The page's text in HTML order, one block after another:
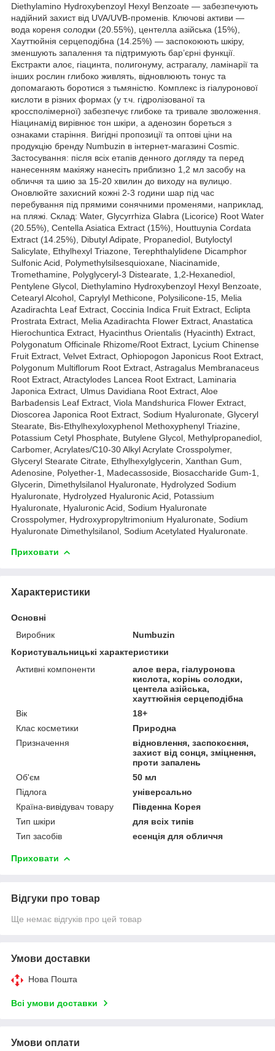
Diethylamino Hydroxybenzoyl Hexyl Benzoate — забезпечують
надійний захист від UVA/UVB-променів. Ключові активи —
вода кореня солодки (20.55%), центелла азійська (15%),
Хауттюйнія серцеподібна (14.25%) — заспокоюють шкіру,
зменшують запалення та підтримують бар’єрні функції.
Екстракти алоє, гіацинта, полигонуму, астрагалу, ламінарії та
інших рослин глибоко живлять, відновлюють тонус та
допомагають боротися з тьмяністю. Комплекс із гіалуронової
кислоти в різних формах (у т.ч. гідролізованої та
кроссполімерної) забезпечує глибоке та тривале зволоження.
Ніацинамід вирівнює тон шкіри, а аденозин бореться з
ознаками старіння. Вигідні пропозиції та оптові ціни на
продукцію бренду Numbuzin в інтернет-магазині Cosmic.
Застосування: після всіх етапів денного догляду та перед
нанесенням макіяжу нанесіть приблизно 1,2 мл засобу на
обличчя та шию за 15-20 хвилин до виходу на вулицю.
Оновлюйте захисний кожні 2-3 години шар під час
перебування під прямими сонячними променями, наприклад,
на пляжі. Склад: Water, Glycyrrhiza Glabra (Licorice) Root Water
(20.55%), Centella Asiatica Extract (15%), Houttuynia Cordata
Extract (14.25%), Dibutyl Adipate, Propanediol, Butyloctyl
Salicylate, Ethylhexyl Triazone, Terephthalylidene Dicamphor
Sulfonic Acid, Polymethylsilsesquioxane, Niacinamide,
Tromethamine, Polyglyceryl-3 Distearate, 1,2-Hexanediol,
Pentylene Glycol, Diethylamino Hydroxybenzoyl Hexyl Benzoate,
Cetearyl Alcohol, Caprylyl Methicone, Polysilicone-15, Melia
Azadirachta Leaf Extract, Coccinia Indica Fruit Extract, Eclipta
Prostrata Extract, Melia Azadirachta Flower Extract, Anastatica
Hierochuntica Extract, Hyacinthus Orientalis (Hyacinth) Extract,
Polygonatum Officinale Rhizome/Root Extract, Lycium Chinense
Fruit Extract, Velvet Extract, Ophiopogon Japonicus Root Extract,
Polygonum Multiflorum Root Extract, Astragalus Membranaceus
Root Extract, Atractylodes Lancea Root Extract, Laminaria
Japonica Extract, Ulmus Davidiana Root Extract, Aloe
Barbadensis Leaf Extract, Viola Mandshurica Flower Extract,
Dioscorea Japonica Root Extract, Sodium Hyaluronate, Glyceryl
Stearate, Bis-Ethylhexyloxyphenol Methoxyphenyl Triazine,
Potassium Cetyl Phosphate, Butylene Glycol, Methylpropanediol,
Carbomer, Acrylates/C10-30 Alkyl Acrylate Crosspolymer,
Glyceryl Stearate Citrate, Ethylhexylglycerin, Xanthan Gum,
Adenosine, Polyether-1, Madecassoside, Biosaccharide Gum-1,
Glycerin, Dimethylsilanol Hyaluronate, Hydrolyzed Sodium
Hyaluronate, Hydrolyzed Hyaluronic Acid, Potassium
Hyaluronate, Hyaluronic Acid, Sodium Hyaluronate
Crosspolymer, Hydroxypropyltrimonium Hyaluronate, Sodium
Hyaluronate Dimethylsilanol, Sodium Acetylated Hyaluronate.
Приховати
Характеристики
Основні
Виробник
Numbuzin
Користувальницькі характеристики
Активні компоненти
алое вера, гіалуронова
кислота, корінь солодки,
центела азійська,
хауттюйнія серцеподібна
Вік
18+
Клас косметики
Природна
Призначення
відновлення, заспокоєння,
захист від сонця, зміцнення,
проти запалень
Об'єм
50 мл
Підлога
універсально
Країна-вивідувач товару
Південна Корея
Тип шкіри
для всіх типів
Тип засобів
есенція для обличчя
Приховати
Відгуки про товар
Ще немає відгуків про цей товар
Умови доставки
Нова Пошта
Всі умови доставки
Умови оплати